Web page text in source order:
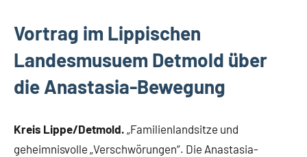
Lippische
Gesellschaft
Vortrag im Lippischen
Landesmusuem Detmold über
die Anastasia-Bewegung
Kreis Lippe/Detmold. „Familienlandsitze und
geheimnisvolle „Verschwörungen“. Die Anastasia-